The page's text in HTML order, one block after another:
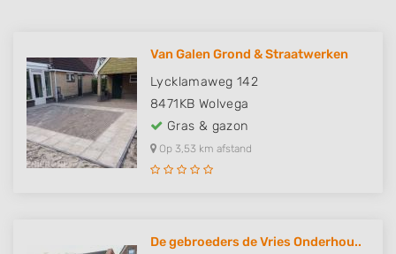
Van Galen Grond & Straatwerken
Lycklamaweg 142
8471KB Wolvega
Gras & gazon
Op 3,53 km afstand
De gebroeders de Vries Onderhou..